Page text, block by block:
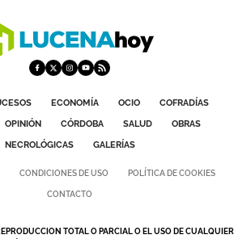
ECONOMÍA OCIO
COFRADÍAS
OPINIÓN CÓRDOBA SALUD
OBRAS
NECROLÓGICAS
GALERÍAS
CONDICIONES DE USO POLÍTICA DE COOKIES
CONTACTO
TOTAL O PARCIAL O EL USO DE CUALQUIER